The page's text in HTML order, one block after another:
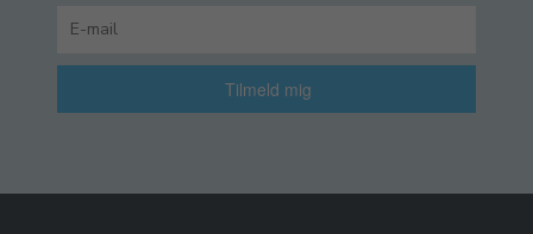
Tilmeld mig